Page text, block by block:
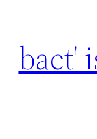
content
bact'